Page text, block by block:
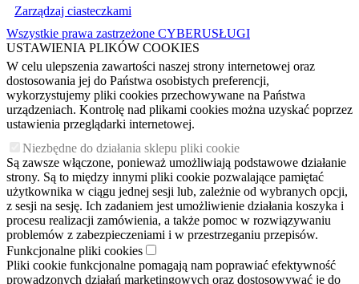
Zarządzaj ciasteczkami
Wszystkie prawa zastrzeżone CYBERUSŁUGI
USTAWIENIA PLIKÓW COOKIES
W celu ulepszenia zawartości naszej strony internetowej oraz
dostosowania jej do Państwa osobistych preferencji,
wykorzystujemy pliki cookies przechowywane na Państwa
urządzeniach. Kontrolę nad plikami cookies można uzyskać poprzez
ustawienia przeglądarki internetowej.
Niezbędne do działania sklepu pliki cookie
Są zawsze włączone, ponieważ umożliwiają podstawowe działanie
strony. Są to między innymi pliki cookie pozwalające pamiętać
użytkownika w ciągu jednej sesji lub, zależnie od wybranych opcji,
z sesji na sesję. Ich zadaniem jest umożliwienie działania koszyka i
procesu realizacji zamówienia, a także pomoc w rozwiązywaniu
problemów z zabezpieczeniami i w przestrzeganiu przepisów.
Funkcjonalne pliki cookies
Pliki cookie funkcjonalne pomagają nam poprawiać efektywność
prowadzonych działań marketingowych oraz dostosowywać je do